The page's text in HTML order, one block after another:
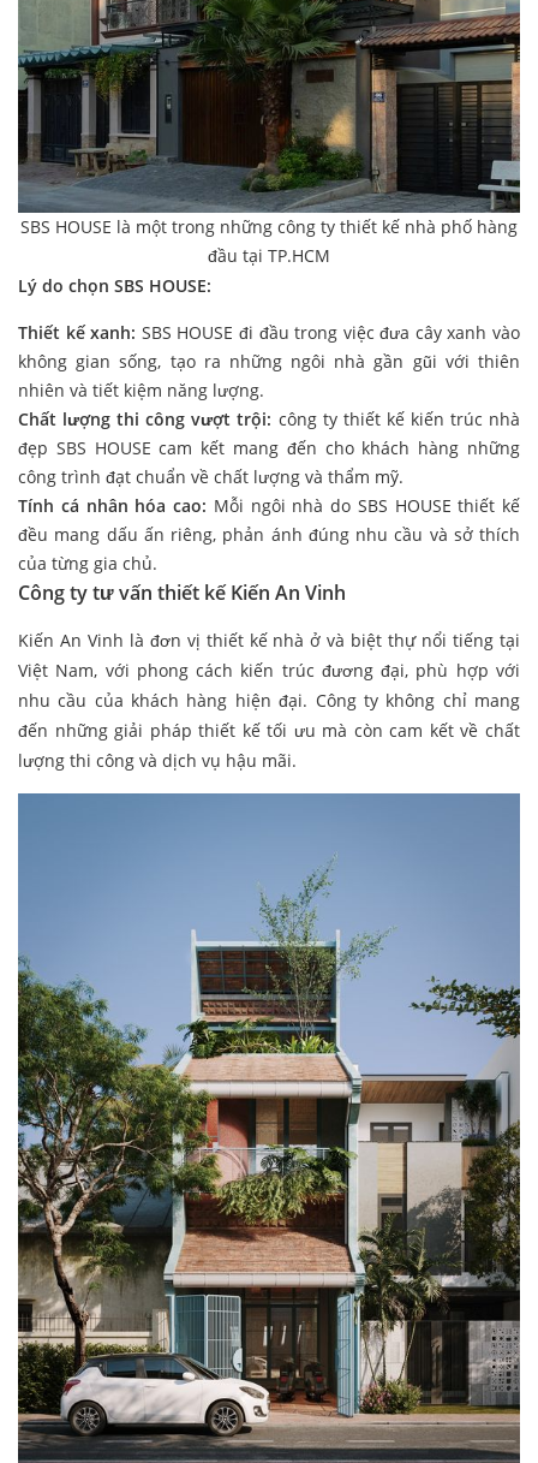
SBS HOUSE là một trong những công ty thiết kế nhà phố hàng
đầu tại TP.HCM
Lý do chọn SBS HOUSE:
Thiết kế xanh: SBS HOUSE đi đầu trong việc đưa cây xanh vào
không gian sống, tạo ra những ngôi nhà gần gũi với thiên
nhiên và tiết kiệm năng lượng.
Chất lượng thi công vượt trội: công ty thiết kế kiến trúc nhà
đẹp SBS HOUSE cam kết mang đến cho khách hàng những
công trình đạt chuẩn về chất lượng và thẩm mỹ.
Tính cá nhân hóa cao: Mỗi ngôi nhà do SBS HOUSE thiết kế
đều mang dấu ấn riêng, phản ánh đúng nhu cầu và sở thích
của từng gia chủ.
Công ty tư vấn thiết kế Kiến An Vinh
Kiến An Vinh là đơn vị thiết kế nhà ở và biệt thự nổi tiếng tại
Việt Nam, với phong cách kiến trúc đương đại, phù hợp với
nhu cầu của khách hàng hiện đại. Công ty không chỉ mang
đến những giải pháp thiết kế tối ưu mà còn cam kết về chất
lượng thi công và dịch vụ hậu mãi.